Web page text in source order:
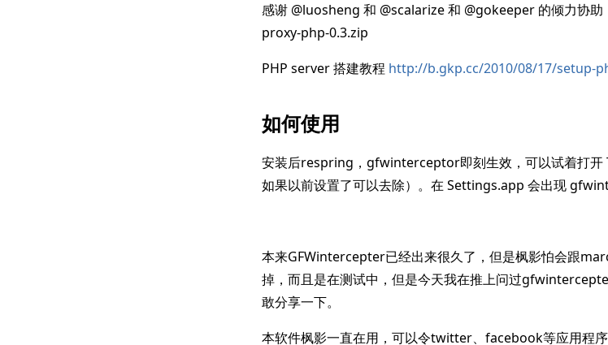
感谢 @luosheng 和 @scalarize 和 @gokeeper 的倾力协
proxy-php-0.3.zip
PHP server 搭建教程 http://b.gkp.cc/2010/08/17/setup-
如何使用
安装后respring，gfwinterceptor即刻生效，可以试着打开
如果以前设置了可以去除）。在 Settings.app 会出现
本来GFWintercepter已经出来很久了，但是枫影怕会跟
掉，而且是在测试中，但是今天我在推上问过
敢分享一下。
本软件枫影一直在用，可以令twitter、facebook等应用程